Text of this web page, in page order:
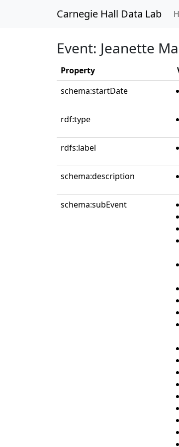
Carnegie Hall Data Lab
Event: Jeanette
Property
schema:startDate
rdf:type
rdfs:label
schema:description
schema:subEvent